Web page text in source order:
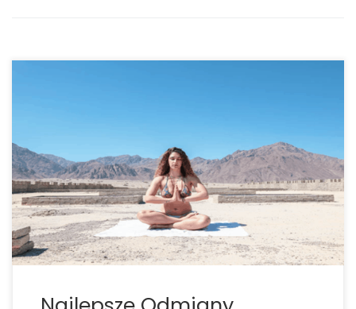
nam siłę i klarowność psychiczną, która pomaga
nam skupić się na naszych obowiązkach lub
wyznaczonych zadaniach. Medytacja to praktyka
poprawiająca świadomość umysłową. Pozwala na
lepszą koncentrację, szczególnie […]